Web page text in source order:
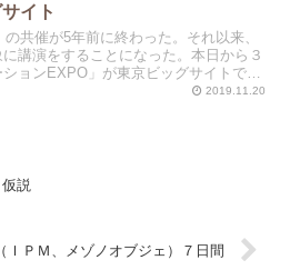
イト
共催が5年前に終わった。それ以来、
講演をすることになった。本日から３
ョンEXPO」が東京ビッグサイトで開
2019.11.20
説
ＩＰＭ、メゾノオブジェ）７日間